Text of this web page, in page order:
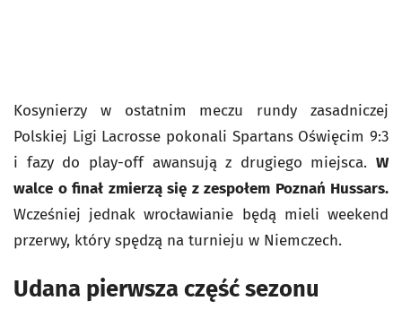
Kosynierzy w ostatnim meczu rundy zasadniczej
Polskiej Ligi Lacrosse pokonali Spartans Oświęcim 9:3
i fazy do play-off awansują z drugiego miejsca. W
walce o finał zmierzą się z zespołem Poznań Hussars.
Wcześniej jednak wrocławianie będą mieli weekend
przerwy, który spędzą na turnieju w Niemczech.
Udana pierwsza część sezonu